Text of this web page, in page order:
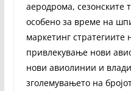
аеродрома, сезонските
особено за време на
маркетинг
привлекување нови
нови авиолинии и
зголемувањето на